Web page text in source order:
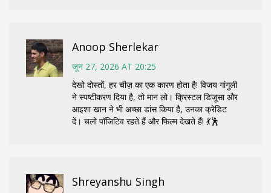
Anoop Sherlekar
जून 27, 2026 AT 20:25
देखो दोस्तों, हर चीज़ का एक कारण होता है! विजय गांगुली
ने स्पष्टीकरण दिया है, तो मान लो। क्रिस्टल डिजूसा और
आइशा खान ने भी अच्छा डांस किया है, उनका क्रेडिट
दें। चलो पॉजिटिव रहते हैं और फिल्म देखते हैं! 💃🕺
Shreyanshu Singh